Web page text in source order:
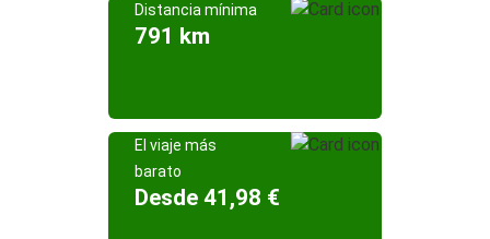
Distancia mínima
791 km
El viaje más
barato
Desde 41,98 €